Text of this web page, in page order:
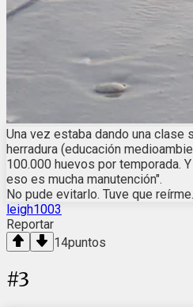
Una vez estaba dando una clase
herradura (educación
100.000 huevos por temporada.
eso es mucha manutención".
No pude evitarlo. Tuve que reírme.
leigh1003
Reportar
14puntos
#3